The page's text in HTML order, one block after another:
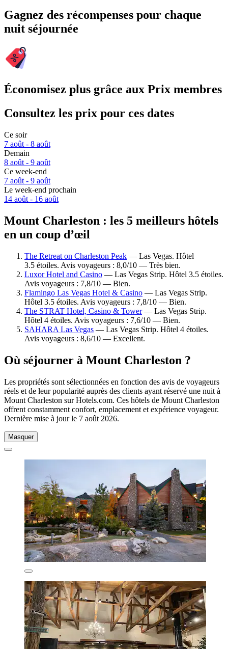
Gagnez des récompenses pour chaque
nuit séjournée
Économisez plus grâce aux Prix membres
Consultez les prix pour ces dates
Ce soir
7 août - 8 août
Demain
8 août - 9 août
Ce week-end
7 août - 9 août
Le week-end prochain
14 août - 16 août
Mount Charleston : les 5 meilleurs hôtels
en un coup d’œil
The Retreat on Charleston Peak — Las Vegas. Hôtel
3.5 étoiles. Avis voyageurs : 8,0/10 — Très bien.
Luxor Hotel and Casino — Las Vegas Strip. Hôtel 3.5 étoiles.
Avis voyageurs : 7,8/10 — Bien.
Flamingo Las Vegas Hotel & Casino — Las Vegas Strip.
Hôtel 3.5 étoiles. Avis voyageurs : 7,8/10 — Bien.
The STRAT Hotel, Casino & Tower— Las Vegas Strip.
Hôtel 4 étoiles. Avis voyageurs : 7,6/10 — Bien.
SAHARA Las Vegas — Las Vegas Strip. Hôtel 4 étoiles.
Avis voyageurs : 8,6/10 — Excellent.
Où séjourner à Mount Charleston ?
Les propriétés sont sélectionnées en fonction des avis de voyageurs
réels et de leur popularité auprès des clients ayant réservé une nuit à
Mount Charleston sur Hotels.com. Ces hôtels de Mount Charleston
offrent constamment confort, emplacement et expérience voyageur.
Dernière mise à jour le 7 août 2026.
Masquer